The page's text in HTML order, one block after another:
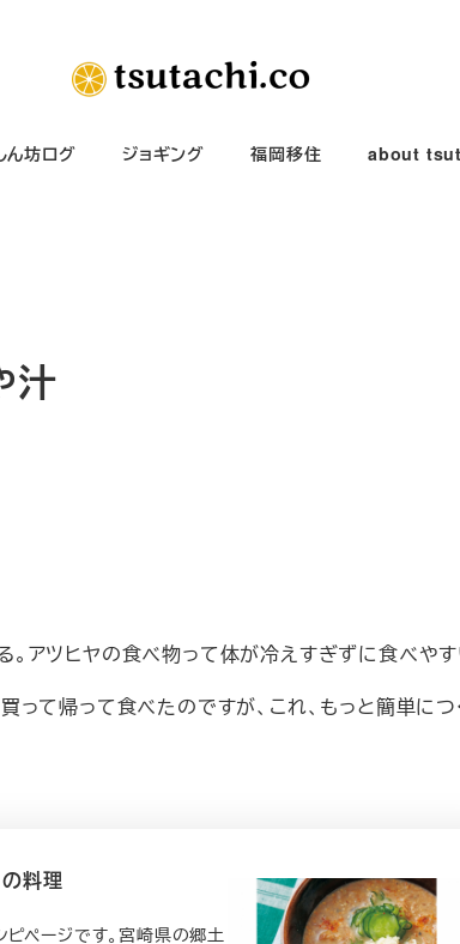
ん坊ログ ジョギング 福岡移住 about
汁
アツヒヤの食べ物って体が冷えすぎずに食べやす
って帰って食べたのですが、これ、もっと簡単に
料理
ページです。宮崎県の郷土